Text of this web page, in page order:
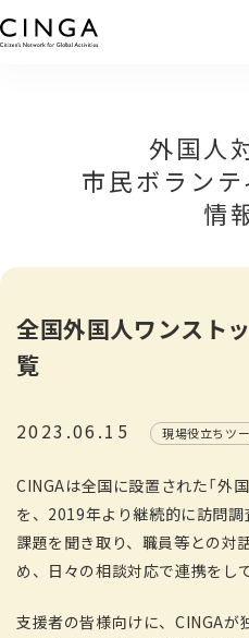
外国人
市民ボラン
情
全国外国人ワンスト
覧
2023.06.15 現場役立ちツ
CINGAは全国に設置された「外
を、2019年より継続的に訪問
課題を聞き取り、職員等との対
め、日々の相談対応で連携をし
支援者の皆様向けに、CINGAが